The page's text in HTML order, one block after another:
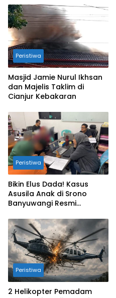
Peristiwa
Masjid Jamie Nurul Ikhsan
dan Majelis Taklim di
Cianjur Kebakaran
Peristiwa
Bikin Elus Dada! Kasus
Asusila Anak di Srono
Banyuwangi Resmi
Peristiwa
2 Helikopter Pemadam